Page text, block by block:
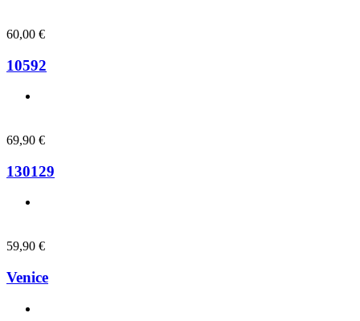
60,00 €
10592
69,90 €
130129
59,90 €
Venice